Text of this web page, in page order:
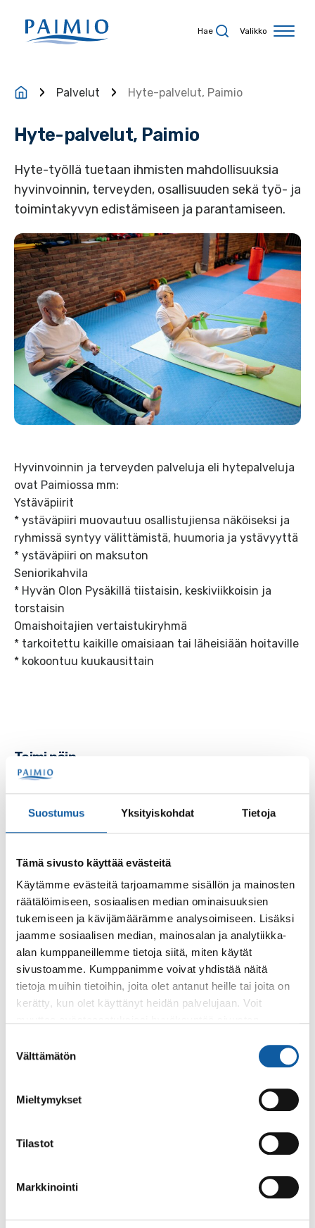
Suostumus Yksityiskohdat Tietoja
Tämä sivusto käyttää evästeitä
Käytämme evästeitä tarjoamamme sisällön ja mainosten
räätälöimiseen, sosiaalisen median ominaisuuksien
tukemiseen ja kävijämäärämme analysoimiseen. Lisäksi
jaamme sosiaalisen median, mainosalan ja analytiikka-
alan kumppaneillemme tietoja siitä, miten käytät
sivustoamme. Kumppanimme voivat yhdistää näitä
tietoja muihin tietoihin, joita olet antanut heille tai joita on
kerätty, kun olet käyttänyt heidän palvelujaan. Voit
valinta
Välttämätön
Mieltymykset
Tilastot
Markkinointi
Hae Valikko
Palvelut Hyte-palvelut, Paimio
Hyte-palvelut, Paimio
Hyte-työllä tuetaan ihmisten mahdollisuuksia
hyvinvoinnin, terveyden, osallisuuden sekä työ- ja
toimintakyvyn edistämiseen ja parantamiseen.
Hyvinvoinnin ja terveyden palveluja eli hytepalveluja
ovat Paimiossa mm:
Ystäväpiirit
* ystäväpiiri muovautuu osallistujiensa näköiseksi ja
ryhmissä syntyy välittämistä, huumoria ja ystävyyttä
* ystäväpiiri on maksuton
Seniorikahvila
* Hyvän Olon Pysäkillä tiistaisin, keskiviikkoisin ja
torstaisin
Omaishoitajien vertaistukiryhmä
* tarkoitettu kaikille omaisiaan tai läheisiään hoitaville
* kokoontuu kuukausittain
Toimi näin
Saat lisätietoja ryhmistä hyvinvointiohjaajalta tai
liikunta- ja hyvinvointikoordinaattorilta.
Puhelinnumerot
Palaute
FacebookInstagramYoutube